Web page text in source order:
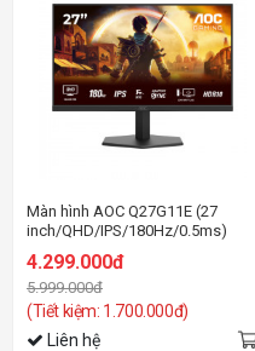
Màn hình AOC Q27G11E (27
inch/QHD/IPS/180Hz/0.5ms)
4.299.000đ
5.999.000đ
(Tiết kiệm: 1.700.000đ)
Liên hệ